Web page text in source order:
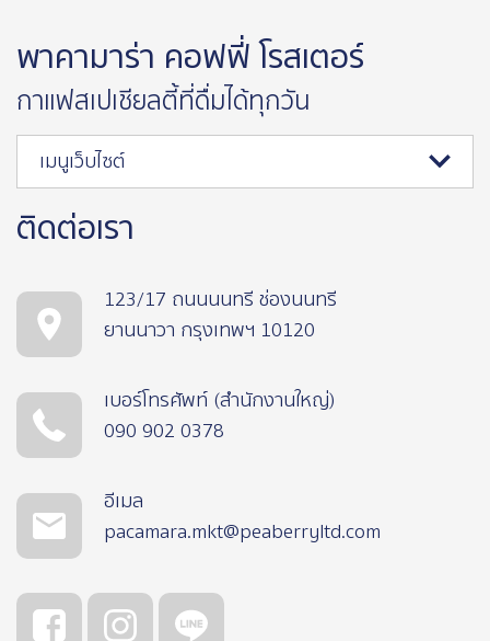
พาคามาร่า คอฟฟี่ โรสเตอร์
กาแฟสเปเชียลตี้ที่ดื่มได้ทุกวัน
เมนูเว็บไซต์
ติดต่อเรา
123/17 ถนนนนทรี ช่องนนทรี
ยานนาวา กรุงเทพฯ 10120
เบอร์โทรศัพท์ (สำนักงานใหญ่)
090 902 0378
อีเมล
pacamara.mkt@peaberryltd.com